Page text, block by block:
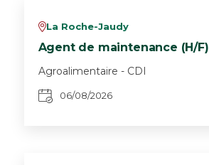
vLa Roche-Jaudy
Agent de maintenance (H/F)
Agroalimentaire - CDI
06/08/2026